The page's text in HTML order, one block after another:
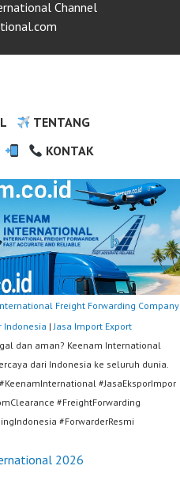
Channel
TENTANG
KONTAK
Freight Forwarding Company
Indonesia | Jasa Import Export
dan aman? Keenam International
dari Indonesia ke seluruh dunia.
#JasaEksporImpor
#FreightForwarding
#ForwarderResmi
2026